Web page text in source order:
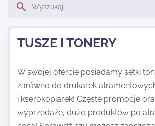
Najnowsze
Kontakt
TUSZE I TONERY
W swojej ofercie posiadamy setki
zarówno do drukarek
i kserokopiarek! Częste promocje
wyprzedaże, dużo produktów po